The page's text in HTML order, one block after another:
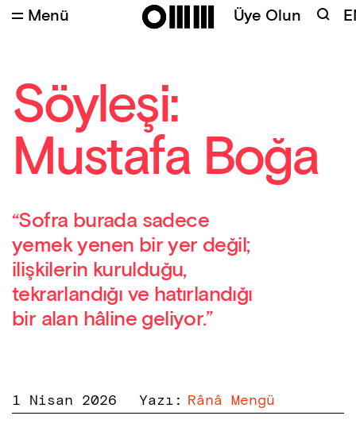
Menü Üye Olun
Söyleşi:
Mustafa Boğa
“Sofra burada sadece
yemek yenen bir yer değil;
ilişkilerin kurulduğu,
tekrarlandığı ve hatırlandığı
bir alan hâline geliyor.”
1 Nisan 2026 Yazı : Rânâ Mengü